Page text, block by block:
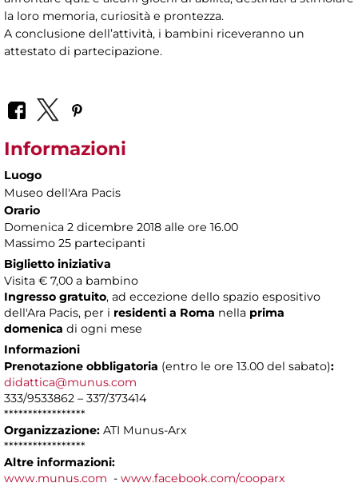
la loro memoria, curiosità e prontezza.
A conclusione dell’attività, i bambini riceveranno un
attestato di partecipazione.
Informazioni
Luogo
Museo dell'Ara Pacis
Orario
Domenica 2 dicembre 2018 alle ore 16.00
Massimo 25 partecipanti
Biglietto iniziativa
Visita € 7,00 a bambino
Ingresso gratuito, ad eccezione dello spazio espositivo
dell'Ara Pacis, per i residenti a Roma nella prima
domenica di ogni mese
Informazioni
Prenotazione obbligatoria (entro le ore 13.00 del sabato):
didattica@munus.com
333/9533862 – 337/373414
*****************
Organizzazione: ATI Munus-Arx
*****************
Altre informazioni:
www.munus.com - www.facebook.com/cooparx